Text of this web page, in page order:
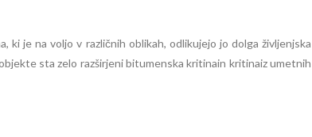
je na voljo v različnih oblikah, odlikujejo jo dolga življenjska
sta zelo razširjeni bitumenska kritinain kritinaiz umetnih